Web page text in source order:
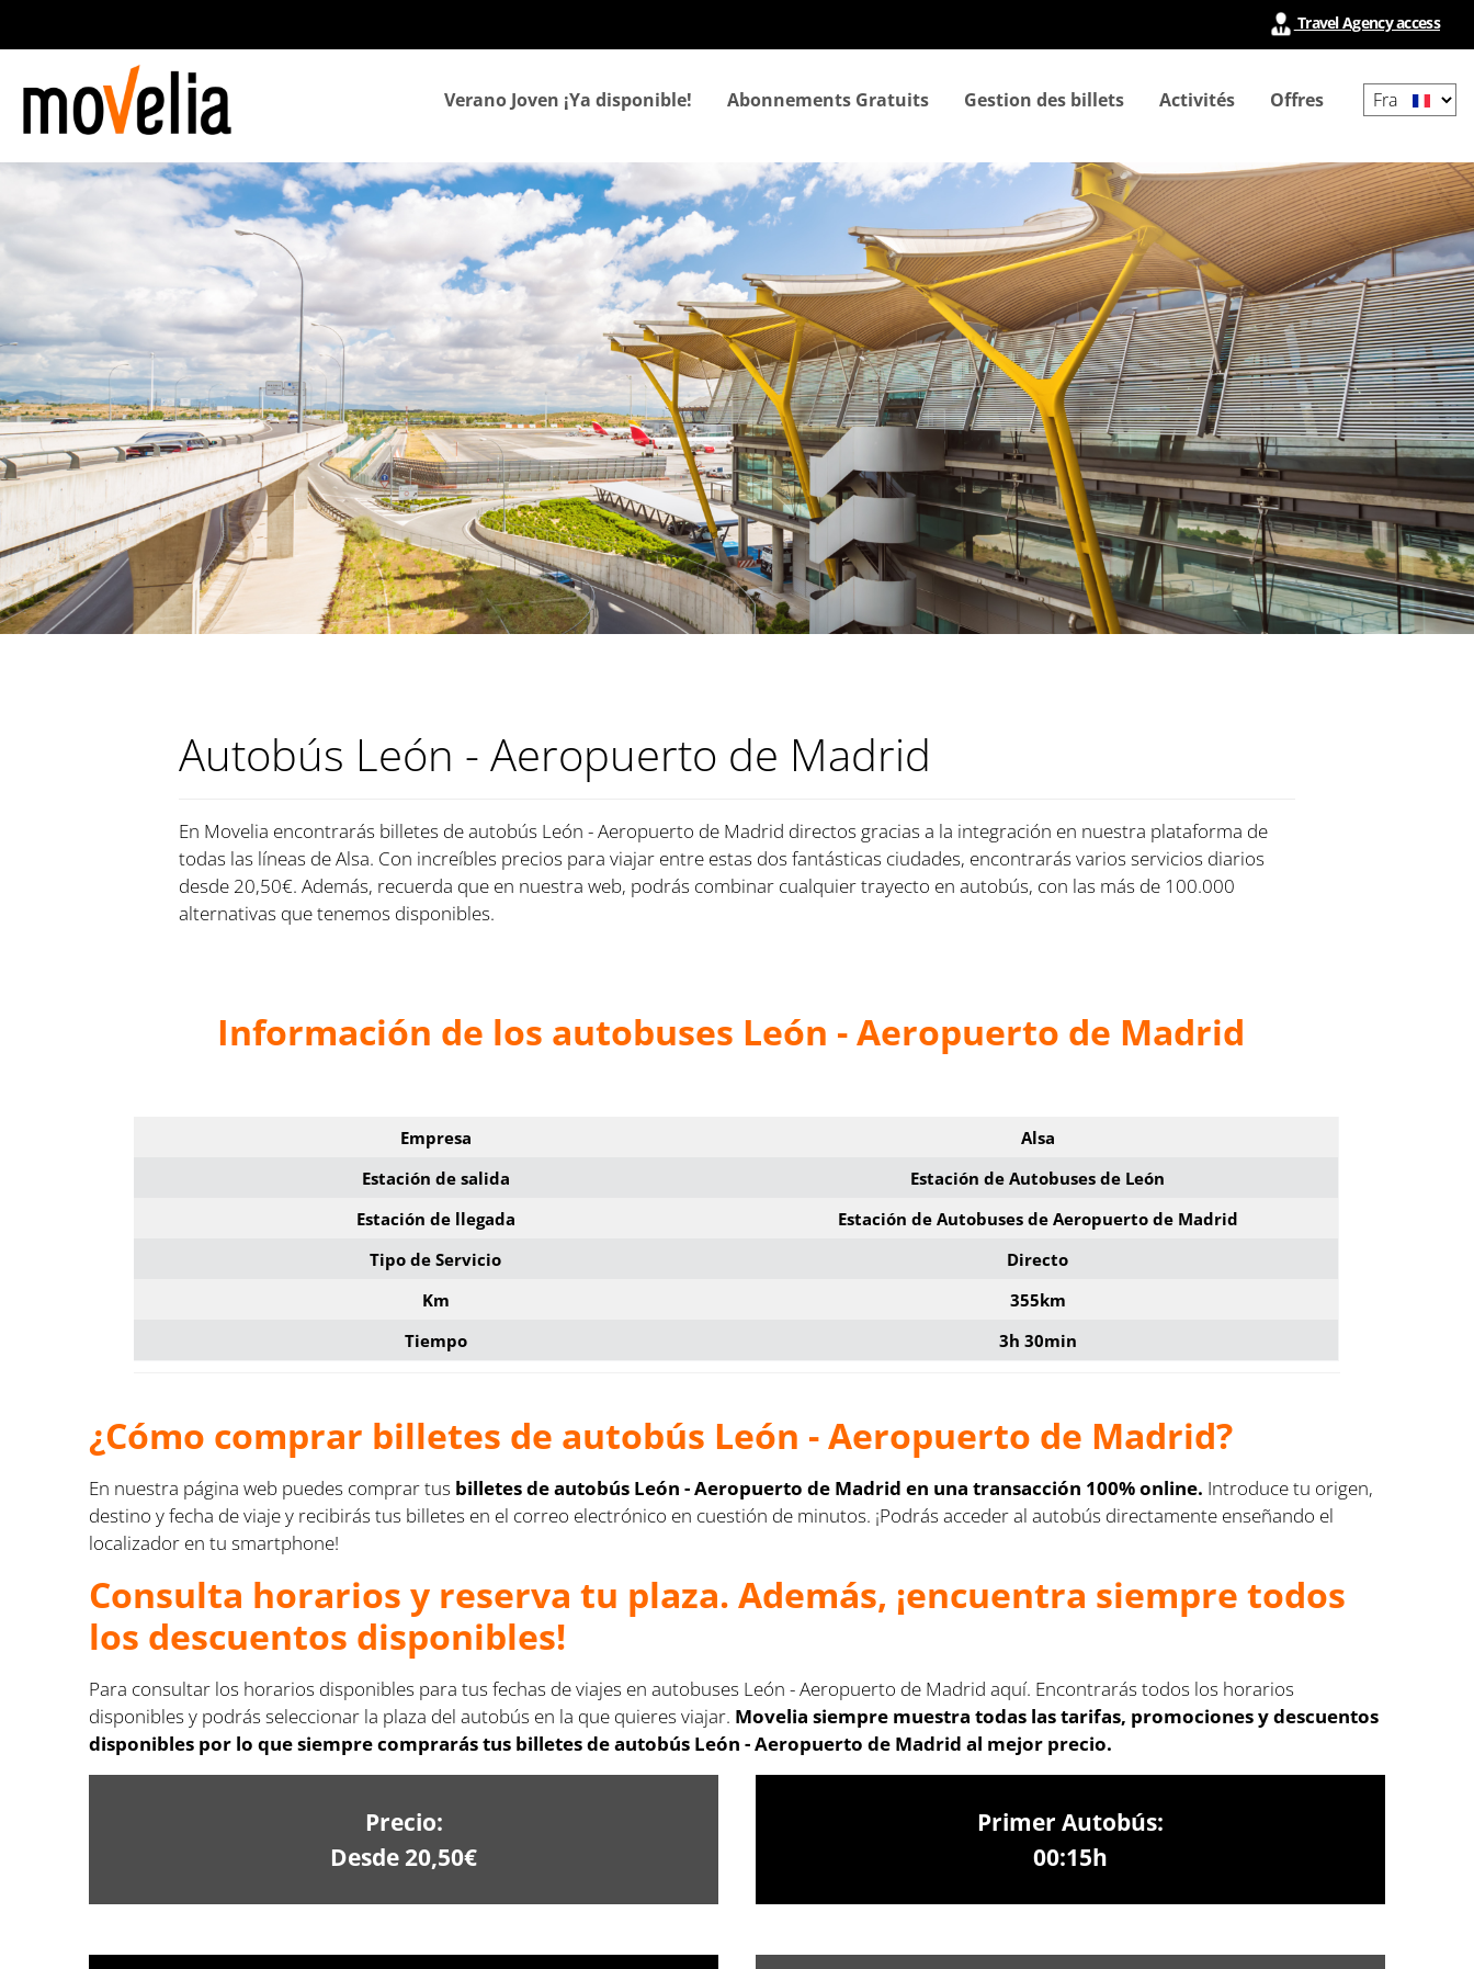
principal
Travel Agency access
NavegaciónVerano Joven ¡Ya disponible! Abonnements Gratuits Gestion des billets Activités Offres
your
Autobús León - Aeropuerto de Madrid
En Movelia encontrarás billetes de autobús León - Aeropuerto de Madrid directos gracias a la integración en nuestra plataforma de
todas las líneas de Alsa. Con increíbles precios para viajar entre estas dos fantásticas ciudades, encontrarás varios servicios diarios
desde 20,50€. Además, recuerda que en nuestra web, podrás combinar cualquier trayecto en autobús, con las más de 100.000
alternativas que tenemos disponibles.
Información de los autobuses León - Aeropuerto de Madrid
Empresa
Alsa
Estación de salida
Estación de Autobuses de León
Estación de llegada
Estación de Autobuses de Aeropuerto de Madrid
Tipo de Servicio
Directo
Km
355km
Tiempo
3h 30min
¿Cómo comprar billetes de autobús León - Aeropuerto de Madrid?
En nuestra página web puedes comprar tus billetes de autobús León - Aeropuerto de Madrid en una transacción 100% online. Introduce tu origen,
destino y fecha de viaje y recibirás tus billetes en el correo electrónico en cuestión de minutos. ¡Podrás acceder al autobús directamente enseñando el
localizador en tu smartphone!
Consulta horarios y reserva tu plaza. Además, ¡encuentra siempre todos
los descuentos disponibles!
Para consultar los horarios disponibles para tus fechas de viajes en autobuses León - Aeropuerto de Madrid aquí. Encontrarás todos los horarios
disponibles y podrás seleccionar la plaza del autobús en la que quieres viajar. Movelia siempre muestra todas las tarifas, promociones y descuentos
disponibles por lo que siempre comprarás tus billetes de autobús León - Aeropuerto de Madrid al mejor precio.
Precio:
Desde 20,50€
Primer Autobús:
00:15h